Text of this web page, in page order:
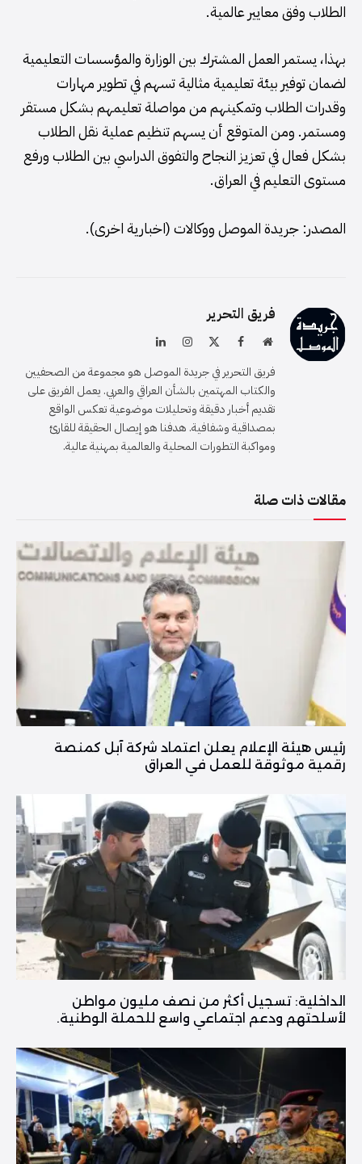
الطلاب وفق معايير عالمية.
بهذا، يستمر العمل المشترك بين الوزارة والمؤسسات التعليمية
لضمان توفير بيئة تعليمية مثالية تسهم في تطوير مهارات
وقدرات الطلاب وتمكينهم من مواصلة تعليمهم بشكل مستقر
ومستمر. ومن المتوقع أن يسهم تنظيم عملية نقل الطلاب
بشكل فعال في تعزيز النجاح والتفوق الدراسي بين الطلاب ورفع
مستوى التعليم في العراق.
المصدر: جريدة الموصل ووكالات (اخبارية اخرى).
فريق التحرير
موقعفيسبوك الانستغرام
لينكدإن
فريق التحرير في جريدة الموصل هو مجموعة من الصحفيين
والكتاب المهتمين بالشأن العراقي والعربي. يعمل الفريق على
تقديم أخبار دقيقة وتحليلات موضوعية تعكس الواقع
بمصداقية وشفافية. هدفنا هو إيصال الحقيقة للقارئ
ومواكبة التطورات المحلية والعالمية بمهنية عالية.
مقالات ذات صلة
رئيس هيئة الإعلام يعلن اعتماد شركة آبل كمنصة
رقمية موثوقة للعمل في العراق
الداخلية: تسجيل أكثر من نصف مليون مواطن
لأسلحتهم ودعم اجتماعي واسع للحملة الوطنية.